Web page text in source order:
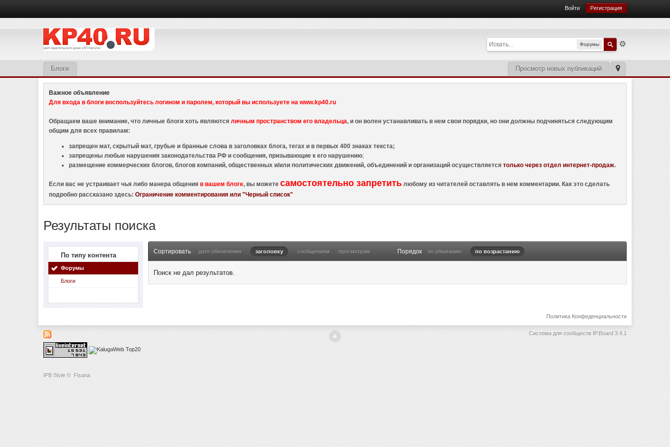
IPB Style © Fisana
Войти Регистрация
Форумы
Просмотр новых публикаций
Блоги
Важное объявление
Для входа в блоги воспользуйтесь логином и паролем, который вы используете на www.kp40.ru
Обращаем ваше внимание, что личные блоги хоть являютсяличным пространством его владельца, и он волен устанавливать в нем свои порядки, но они должны подчиняться следующим
общим для всех правилам:
запрещен мат, скрытый мат, грубые и бранные слова в заголовках блога, тегах и в первых 400 знаках текста;
запрещены любые нарушения законодательства РФ и сообщения, призывающие к его нарушению;
размещение коммерческих блогов, блогов компаний, общественных и/или политических движений, объединений и организаций осуществляетсятолько через отдел интернет-продаж.
Если вас не устраивает чья либо манера общенияв вашем блоге, вы можетесамостоятельно запретить любому из читателей оставлять в нем комментарии. Как это сделать
подробно рассказано здесь:Ограничение комментирования или "Черный список"
Результаты поиска
По типу контента
Форумы
Блоги
Сортировать дате обновления заголовку сообщениям просмотрам Порядок по убыванию по возрастанию
Поиск не дал результатов.
Политика Конфеденциальности
Система для сообществ IP.Board 3.4.1